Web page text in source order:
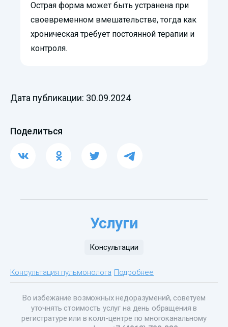
Острая форма может быть устранена при
своевременном вмешательстве, тогда как
хроническая требует постоянной терапии и
контроля.
Дата публикации: 30.09.2024
Поделиться
Услуги
Консультации
Консультация пульмонолога Подробнее
Во избежание возможных недоразумений, советуем
уточнять стоимость услуг на день обращения в
регистратуре или в колл-центре по многоканальному